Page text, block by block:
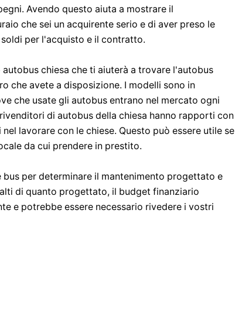
Avendo questo aiuta a mostrare il
che sei un acquirente serio e di aver preso le
per l'acquisto e il contratto.
chiesa che ti aiuterà a trovare l'autobus
che avete a disposizione. I modelli sono in
che usate gli autobus entrano nel mercato ogni
di autobus della chiesa hanno rapporti con
lavorare con le chiese. Questo può essere utile se
da cui prendere in prestito.
bus per determinare il mantenimento progettato e
di quanto progettato, il budget finanziario
e potrebbe essere necessario rivedere i vostri